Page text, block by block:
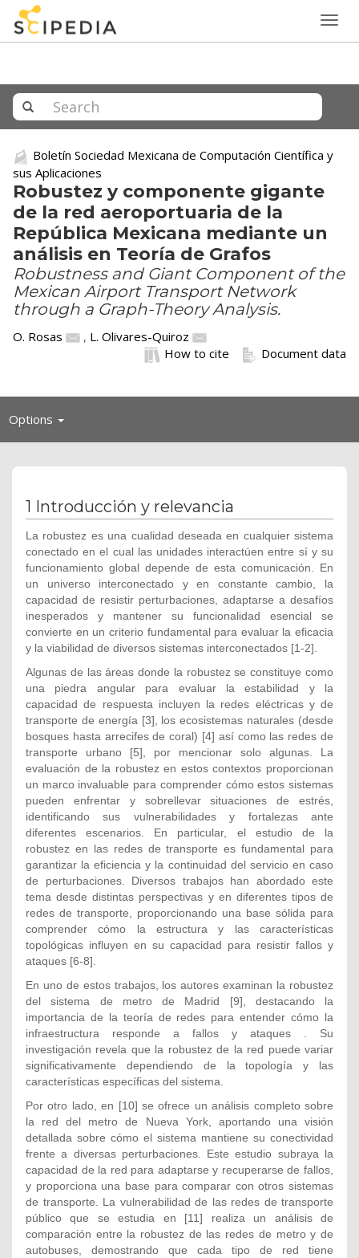
Boletín Sociedad Mexicana de Computación Científica y
sus Aplicaciones
Robustez y componente gigante
de la red aeroportuaria de la
República Mexicana mediante un
análisis en Teoría de Grafos
Robustness and Giant Component of the
Mexican Airport Transport Network
through a Graph-Theory Analysis.
O. Rosas , L. Olivares-Quiroz
Document data
How to cite
Options Toggle
1 Introducción y relevancia
La robustez es una cualidad deseada en cualquier sistema
conectado en el cual las unidades interactúen entre sí y su
funcionamiento global depende de esta comunicación. En
un universo interconectado y en constante cambio, la
capacidad de resistir perturbaciones, adaptarse a desafíos
inesperados y mantener su funcionalidad esencial se
convierte en un criterio fundamental para evaluar la eficacia
y la viabilidad de diversos sistemas interconectados [1-2].
Algunas de las áreas donde la robustez se constituye como
una piedra angular para evaluar la estabilidad y la
capacidad de respuesta incluyen la redes eléctricas y de
transporte de energía [3], los ecosistemas naturales (desde
bosques hasta arrecifes de coral) [4] así como las redes de
transporte urbano [5], por mencionar solo algunas. La
evaluación de la robustez en estos contextos proporcionan
un marco invaluable para comprender cómo estos sistemas
pueden enfrentar y sobrellevar situaciones de estrés,
identificando sus vulnerabilidades y fortalezas ante
diferentes escenarios. En particular, el estudio de la
robustez en las redes de transporte es fundamental para
garantizar la eficiencia y la continuidad del servicio en caso
de perturbaciones. Diversos trabajos han abordado este
tema desde distintas perspectivas y en diferentes tipos de
redes de transporte, proporcionando una base sólida para
comprender cómo la estructura y las características
topológicas influyen en su capacidad para resistir fallos y
ataques [6-8].
En uno de estos trabajos, los autores examinan la robustez
del sistema de metro de Madrid [9], destacando la
importancia de la teoría de redes para entender cómo la
infraestructura responde a fallos y ataques . Su
investigación revela que la robustez de la red puede variar
significativamente dependiendo de la topología y las
características específicas del sistema.
Por otro lado, en [10] se ofrece un análisis completo sobre
la red del metro de Nueva York, aportando una visión
detallada sobre cómo el sistema mantiene su conectividad
frente a diversas perturbaciones. Este estudio subraya la
capacidad de la red para adaptarse y recuperarse de fallos,
y proporciona una base para comparar con otros sistemas
de transporte. La vulnerabilidad de las redes de transporte
público que se estudia en [11] realiza un análisis de
comparación entre la robustez de las redes de metro y de
autobuses, demostrando que cada tipo de red tiene